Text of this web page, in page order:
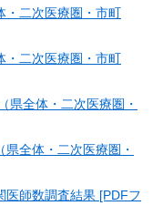
・二次医療圏・市町
・二次医療圏・市町
県全体・二次医療圏・
全体・二次医療圏・
医師数調査結果 [PDFフ